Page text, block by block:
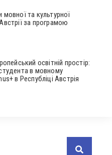
мовної та культурної
за програмою
освітній простір:
в мовному
в Республіці Австрія